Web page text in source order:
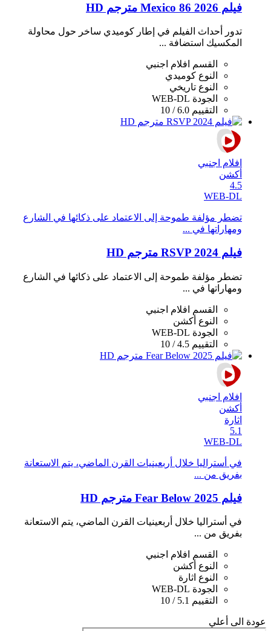
فيلم Mexico 86 2026 مترجم HD
تدور أحداث الفيلم في إطار كوميدي ساخر حول محاولة
المكسيك استضافة ...
القسم افلام اجنبي
النوع كوميدي
النوع تاريخي
الجودة WEB-DL
التقييم 6.0 / 10
افلام اجنبي
أكشن
4.5
WEB-DL
تضطر مؤلفة طموحة إلى الاعتماد على ذكائها في الشارع
ومهاراتها في ...
فيلم RSVP 2024 مترجم HD
تضطر مؤلفة طموحة إلى الاعتماد على ذكائها في الشارع
ومهاراتها في ...
القسم
افلام اجنبي
النوع أكشن
الجودة WEB-DL
التقييم 4.5 / 10
افلام اجنبي
أكشن
اثارة
5.1
WEB-DL
في أستراليا خلال أربعينيات القرن الماضي، يتم الاستعانة
بفريق من ...
فيلم Fear Below 2025 مترجم HD
في أستراليا خلال أربعينيات القرن الماضي، يتم الاستعانة
بفريق من ...
القسم
افلام اجنبي
النوع أكشن
النوع اثارة
الجودة WEB-DL
التقييم 5.1 / 10
عودة الى أعلي